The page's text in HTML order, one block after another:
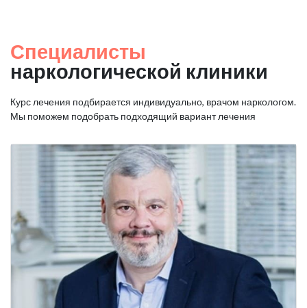
Специалисты
наркологической клиники
Курс лечения подбирается индивидуально, врачом наркологом.
Мы поможем подобрать подходящий вариант лечения